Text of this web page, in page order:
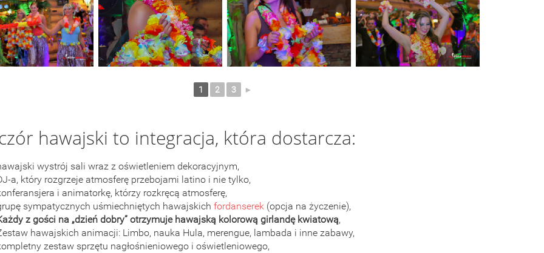
1 2 3 ►
hawajski to integracja, która dostarcza:
wystrój sali wraz z oświetleniem dekoracyjnym,
a, który rozgrzeje atmosferę przebojami latino i nie tylko,
i animatorkę, którzy rozkręcą atmosferę,
sympatycznych uśmiechniętych hawajskich fordanserek(opcja na życzenie),
z gości na „dzień dobry” otrzymuje hawajską kolorową girlandę kwiatową,
hawajskich animacji: Limbo, nauka Hula, merengue, lambada i inne zabawy,
zestaw sprzętu nagłośnieniowego i oświetleniowego,